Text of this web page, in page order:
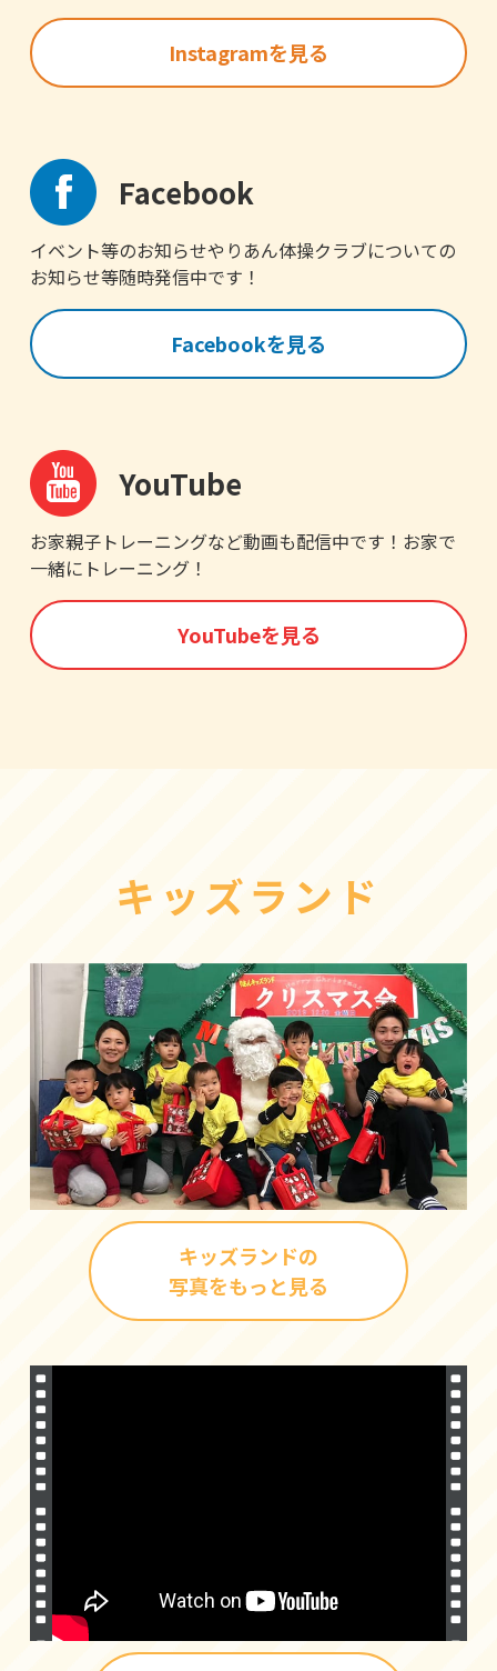
Instagramを見る
Facebook
イベント等のお知らせやりあん体操クラブについての
お知らせ等随時発信中です！
Facebookを見る
YouTube
お家親子トレーニングなど動画も配信中です！お家で
一緒にトレーニング！
YouTubeを見る
キッズランド
キッズランドの
写真をもっと見る